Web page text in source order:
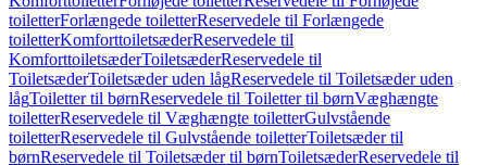
toiletterForlængede toiletterReservedele til Forlængede
toiletterKomforttoiletsæderReservedele til
KomforttoiletsæderToiletsæderReservedele til
ToiletsæderToiletsæder uden lågReservedele til Toiletsæder uden
lågToiletter til børnReservedele til Toiletter til børnVæghængte
toiletterReservedele til Væghængte toiletterGulvstående
toiletterReservedele til Gulvstående toiletterToiletsæder til
børnReservedele til Toiletsæder til børnToiletsæderReservedele til